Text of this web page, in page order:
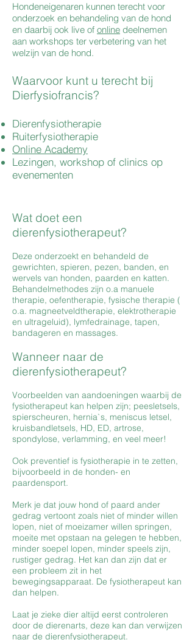
Hondeneigenaren kunnen terecht voor
onderzoek en behandeling van de hond
en daarbij ook live of online deelnemen
aan workshops ter verbetering van het
welzijn van de hond.
Waarvoor kunt u terecht bij
Dierfysiofrancis?
Dierenfysiotherapie
Ruiterfysiotherapie
Online Academy
Lezingen, workshop of clinics op
evenementen
Wat doet een
dierenfysiotherapeut?
Deze onderzoekt en behandeld de
gewrichten, spieren, pezen, banden, en
wervels van honden, paarden en katten.
Behandelmethodes zijn o.a manuele
therapie, oefentherapie, fysische therapie (
o.a. magneetveldtherapie, elektrotherapie
en ultrageluid), lymfedrainage, tapen,
bandageren en massages.
Wanneer naar de
dierenfysiotherapeut?
Voorbeelden van aandoeningen waarbij de
fysiotherapeut kan helpen zijn; peesletsels,
spierscheuren, hernia`s, meniscus letsel,
kruisbandletsels, HD, ED, artrose,
spondylose, verlamming, en veel meer!
Ook preventief is fysiotherapie in te zetten,
bijvoorbeeld in de honden- en
paardensport.
Merk je dat jouw hond of paard ander
gedrag vertoont zoals niet of minder willen
lopen, niet of moeizamer willen springen,
moeite met opstaan na gelegen te hebben,
minder soepel lopen, minder speels zijn,
rustiger gedrag. Het kan dan zijn dat er
een probleem zit in het
bewegingsapparaat. De fysiotherapeut kan
dan helpen.
Laat je zieke dier altijd eerst controleren
door de dierenarts, deze kan dan verwijzen
naar de dierenfysiotherapeut.